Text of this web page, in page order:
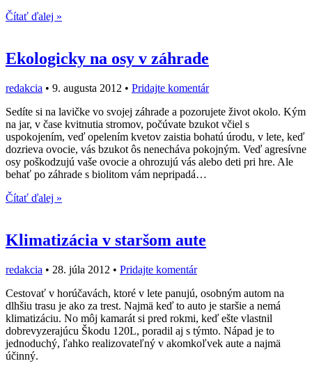
Čítať ďalej »
Ekologicky na osy v záhrade
redakcia • 9. augusta 2012 • Pridajte komentár
Sedíte si na lavičke vo svojej záhrade a pozorujete život okolo. Kým
na jar, v čase kvitnutia stromov, počúvate bzukot včiel s
uspokojením, veď opelením kvetov zaistia bohatú úrodu, v lete, keď
dozrieva ovocie, vás bzukot ôs nenecháva pokojným. Veď agresívne
osy poškodzujú vaše ovocie a ohrozujú vás alebo deti pri hre. Ale
behať po záhrade s biolitom vám nepripadá…
Čítať ďalej »
Klimatizácia v staršom aute
redakcia • 28. júla 2012 • Pridajte komentár
Cestovať v horúčavách, ktoré v lete panujú, osobným autom na
dlhšiu trasu je ako za trest. Najmä keď to auto je staršie a nemá
klimatizáciu. No môj kamarát si pred rokmi, keď ešte vlastnil
dobrevyzerajúcu Škodu 120L, poradil aj s týmto. Nápad je to
jednoduchý, ľahko realizovateľný v akomkoľvek aute a najmä
účinný.